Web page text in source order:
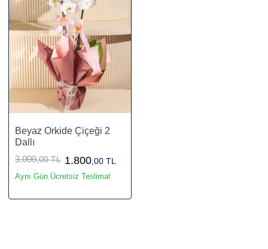
Beyaz Orkide Çiçeği 2
Dallı
3.000,00 TL 1.800 ,00 TL
Aynı Gün Ücretsiz Teslimat